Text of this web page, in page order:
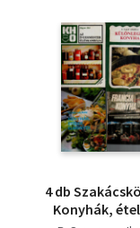
4 db
Konyhák,